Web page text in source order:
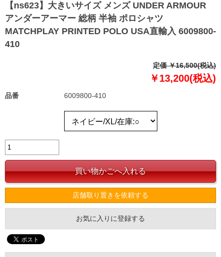
【ns623】大きいサイズ メンズ UNDER ARMOUR
アンダーアーマー 総柄 半袖 ポロシャツ
MATCHPLAY PRINTED POLO USA直輸入 6009800-
410
定価 ￥16,500(税込)
￥13,200(税込)
品番 6009800-410
店舗取り置きを依頼する
お気に入りに登録する